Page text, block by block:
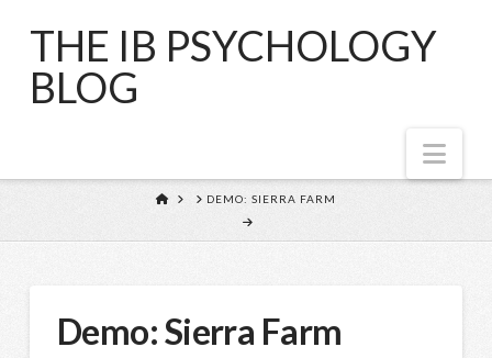
THE IB PSYCHOLOGY
BLOG
HOME DEMO: SIERRA FARM
Demo: Sierra Farm